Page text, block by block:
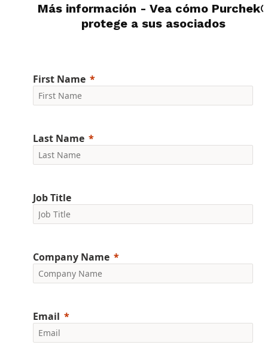
Más información - Vea cómo Purchek
protege a sus asociados
First Name
Last Name
Job Title
Company Name
Email